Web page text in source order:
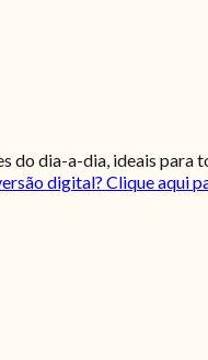
do dia-a-dia, ideais para
digital? Clique aqui